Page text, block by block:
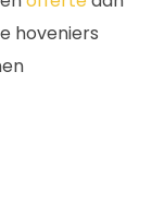
hoveniers